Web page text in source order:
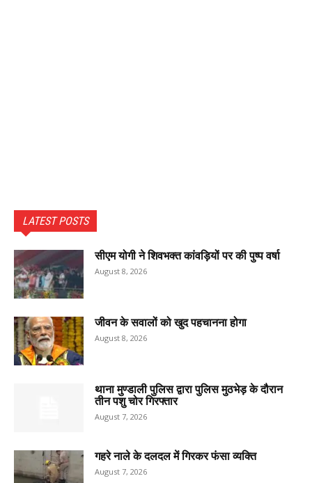
LATEST POSTS
सीएम योगी ने शिवभक्त कांवड़ियों पर की पुष्प वर्षा
August 8, 2026
जीवन के सवालों को खुद पहचानना होगा
August 8, 2026
थाना मुण्डाली पुलिस द्वारा पुलिस मुठभेड़ के दौरान
तीन पशु चोर गिरफ्तार
August 7, 2026
गहरे नाले के दलदल में गिरकर फंसा व्यक्ति
August 7, 2026